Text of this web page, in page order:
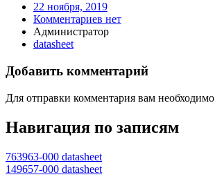
22 ноября, 2019
Комментариев нет
Администратор
datasheet
Добавить комментарий
Для отправки комментария вам необходимо
Навигация по записям
763963-000 datasheet
149657-000 datasheet